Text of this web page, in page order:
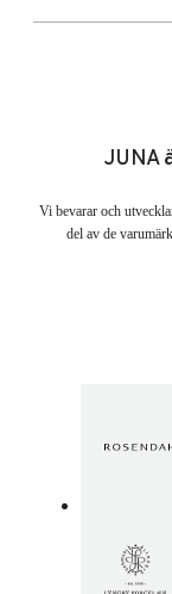
JUNA
Vi bevarar och
del av de